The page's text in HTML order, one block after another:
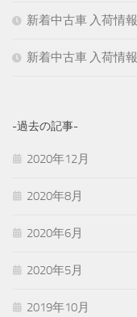
新着中古車 入荷情報
新着中古車 入荷情報
-過去の記事-
2020年12月
2020年8月
2020年6月
2020年5月
2019年10月